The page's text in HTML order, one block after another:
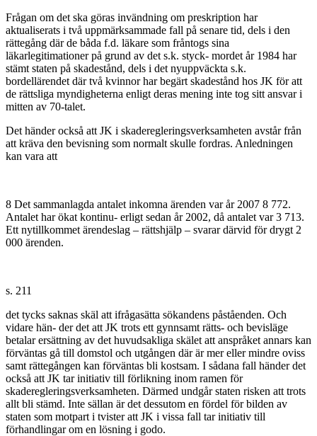
Frågan om det ska göras invändning om preskription har
aktualiserats i två uppmärksammade fall på senare tid, dels i den
rättegång där de båda f.d. läkare som fråntogs sina
läkarlegitimationer på grund av det s.k. styck- mordet år 1984 har
stämt staten på skadestånd, dels i det nyuppväckta s.k.
bordellärendet där två kvinnor har begärt skadestånd hos JK för att
de rättsliga myndigheterna enligt deras mening inte tog sitt ansvar i
mitten av 70-talet.
Det händer också att JK i skaderegleringsverksamheten avstår från
att kräva den bevisning som normalt skulle fordras. Anledningen
kan vara att
8 Det sammanlagda antalet inkomna ärenden var år 2007 8 772.
Antalet har ökat kontinu- erligt sedan år 2002, då antalet var 3 713.
Ett nytillkommet ärendeslag – rättshjälp – svarar därvid för drygt 2
000 ärenden.
s. 211
det tycks saknas skäl att ifrågasätta sökandens påståenden. Och
vidare hän- der det att JK trots ett gynnsamt rätts- och bevisläge
betalar ersättning av det huvudsakliga skälet att anspråket annars kan
förväntas gå till domstol och utgången där är mer eller mindre oviss
samt rättegången kan förväntas bli kostsam. I sådana fall händer det
också att JK tar initiativ till förlikning inom ramen för
skaderegleringsverksamheten. Därmed undgår staten risken att trots
allt bli stämd. Inte sällan är det dessutom en fördel för bilden av
staten som motpart i tvister att JK i vissa fall tar initiativ till
förhandlingar om en lösning i godo.